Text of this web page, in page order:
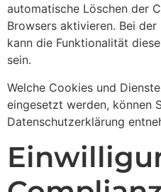
automatische Löschen der
Browsers aktivieren. Bei
kann die Funktionalität
sein.
Welche Cookies und
eingesetzt werden, können
Datenschutzerklärung